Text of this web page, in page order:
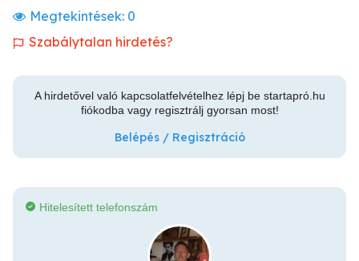
Megtekintések: 0
Szabálytalan hirdetés?
A hirdetővel való kapcsolatfelvételhez lépj be startapró.hu
fiókodba vagy regisztrálj gyorsan most!
Belépés / Regisztráció
Hitelesített telefonszám